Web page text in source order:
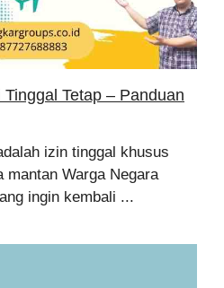
Tetap – Panduan
izin tinggal khusus
mantan Warga Negara
ingin kembali ...